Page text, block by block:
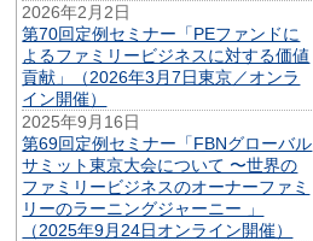
2026年2月2日
第70回定例セミナー「PEファンドに
よるファミリービジネスに対する価値
貢献」（2026年3月7日東京／オンラ
イン開催）
2025年9月16日
第69回定例セミナー「FBNグローバル
サミット東京大会について 〜世界の
ファミリービジネスのオーナーファミ
リーのラーニングジャーニー 」
（2025年9月24日オンライン開催）